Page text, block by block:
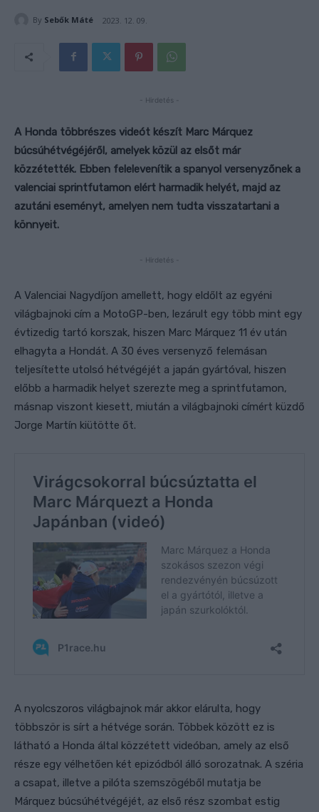
By Sebők Máté 2023. 12. 09.
- Hirdetés -
A Honda többrészes videót készít Marc Márquez
búcsúhétvégéjéről, amelyek közül az elsőt már
közzétették. Ebben felelevenítik a spanyol versenyzőnek a
valenciai sprintfutamon elért harmadik helyét, majd az
azutáni eseményt, amelyen nem tudta visszatartani a
könnyeit.
- Hirdetés -
A Valenciai Nagydíjon amellett, hogy eldőlt az egyéni
világbajnoki cím a MotoGP-ben, lezárult egy több mint egy
évtizedig tartó korszak, hiszen Marc Márquez 11 év után
elhagyta a Hondát. A 30 éves versenyző felemásan
teljesítette utolsó hétvégéjét a japán gyártóval, hiszen
előbb a harmadik helyet szerezte meg a sprintfutamon,
másnap viszont kiesett, miután a világbajnoki címért küzdő
Jorge Martín kiütötte őt.
A nyolcszoros világbajnok már akkor elárulta, hogy
többször is sírt a hétvége során. Többek között ez is
látható a Honda által közzétett videóban, amely az első
része egy vélhetően két epizódból álló sorozatnak. A széria
a csapat, illetve a pilóta szemszögéből mutatja be
Márquez búcsúhétvégéjét, az első rész szombat estig